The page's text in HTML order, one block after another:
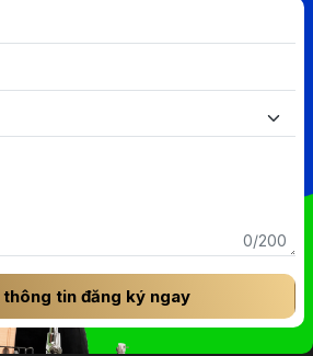
0/200
thông tin đăng ký ngay